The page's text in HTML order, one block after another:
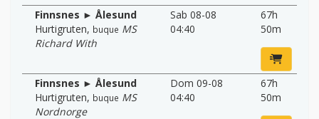
Finnsnes ► Ålesund
Hurtigruten, buque MS
Richard With
Sab 08-08
04:40
67h
50m
Finnsnes ► Ålesund
Hurtigruten, buque MS
Nordnorge
Dom 09-08
04:40
67h
50m